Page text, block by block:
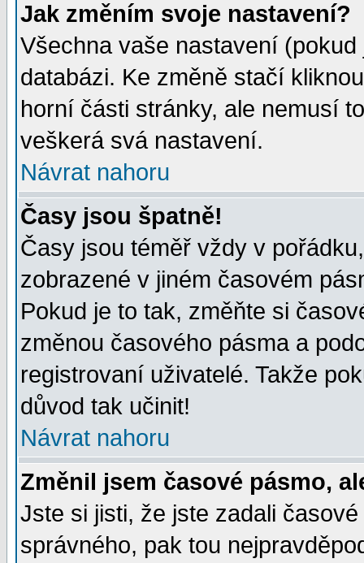
Jak změním svoje nastavení?
Všechna vaše nastavení
databázi. Ke změně stačí
horní části stránky, ale nemusí
veškerá svá nastavení.
Návrat nahoru
Časy jsou špatně!
Časy jsou téměř vždy v
zobrazené v jiném časovém
Pokud je to tak, změňte si
změnou časového pásma a
registrovaní uživatelé. Takže
důvod tak učinit!
Návrat nahoru
Změnil jsem časové pásmo,
Jste si jisti, že jste zadali
správného, pak tou